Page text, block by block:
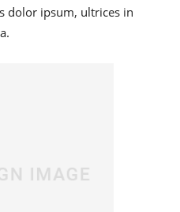
dolor ipsum, ultrices in